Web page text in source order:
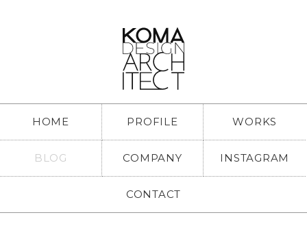
HOME PROFILE WORKS
BLOG COMPANY INSTAGRAM
CONTACT